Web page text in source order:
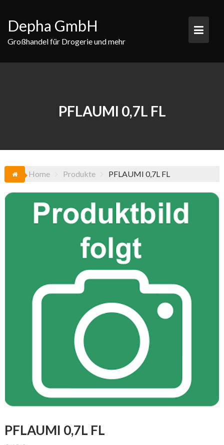
content
Depha GmbH
Großhandel für Drogerie und mehr
PFLAUMI 0,7L FL
Home Produkte PFLAUMI 0,7L FL
PFLAUMI 0,7L FL